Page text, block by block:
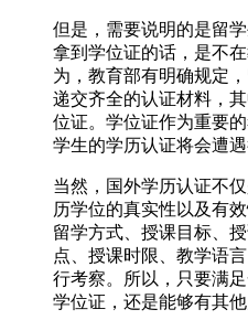
但是，需要说明的是留
拿到学位证的话，是不
为，教育部有明确规定
递交齐全的认证材料，
位证。学位证作为重要
学生的学历认证将会遭遇
当然，国外学历认证不
历学位的真实性以及有
留学方式、授课目标、
点、授课时限、教学语
行考察。所以，只要满
学位证，还是能够有其